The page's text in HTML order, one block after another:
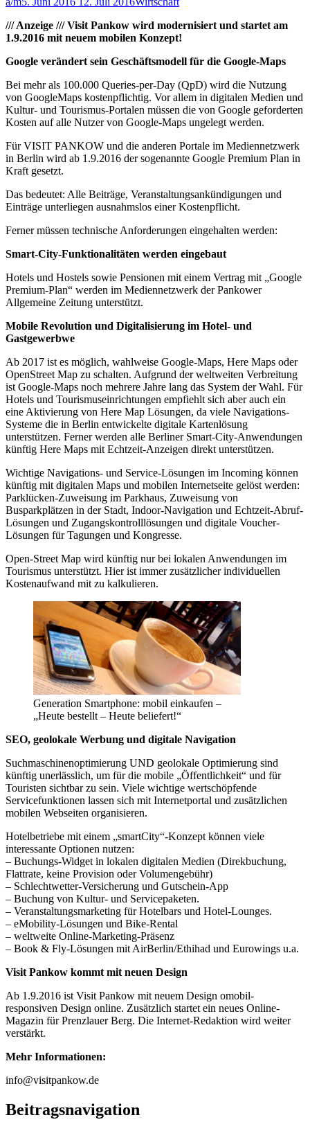
/// Anzeige /// Visit Pankow wird modernisiert und startet am
1.9.2016 mit neuem mobilen Konzept!
Google verändert sein Geschäftsmodell für die Google-Maps
Bei mehr als 100.000 Queries-per-Day (QpD) wird die Nutzung
von GoogleMaps kostenpflichtig. Vor allem in digitalen Medien und
Kultur- und Tourismus-Portalen müssen die von Google geforderten
Kosten auf alle Nutzer von Google-Maps ungelegt werden.
Für VISIT PANKOW und die anderen Portale im Mediennetzwerk
in Berlin wird ab 1.9.2016 der sogenannte Google Premium Plan in
Kraft gesetzt.
Das bedeutet: Alle Beiträge, Veranstaltungsankündigungen und
Einträge unterliegen ausnahmslos einer Kostenpflicht.
Ferner müssen technische Anforderungen eingehalten werden:
Smart-City-Funktionalitäten werden eingebaut
Hotels und Hostels sowie Pensionen mit einem Vertrag mit „Google
Premium-Plan“ werden im Mediennetzwerk der Pankower
Allgemeine Zeitung unterstützt.
Mobile Revolution und Digitalisierung im Hotel- und
Gastgewerbwe
Ab 2017 ist es möglich, wahlweise Google-Maps, Here Maps oder
OpenStreet Map zu schalten. Aufgrund der weltweiten Verbreitung
ist Google-Maps noch mehrere Jahre lang das System der Wahl. Für
Hotels und Tourismuseinrichtungen empfiehlt sich aber auch ein
eine Aktivierung von Here Map Lösungen, da viele Navigations-
Systeme die in Berlin entwickelte digitale Kartenlösung
unterstützen. Ferner werden alle Berliner Smart-City-Anwendungen
künftig Here Maps mit Echtzeit-Anzeigen direkt unterstützen.
Wichtige Navigations- und Service-Lösungen im Incoming können
künftig mit digitalen Maps und mobilen Internetseite gelöst werden:
Parklücken-Zuweisung im Parkhaus, Zuweisung von
Busparkplätzen in der Stadt, Indoor-Navigation und Echtzeit-Abruf-
Lösungen und Zugangskontrolllösungen und digitale Voucher-
Lösungen für Tagungen und Kongresse.
Open-Street Map wird künftig nur bei lokalen Anwendungen im
Tourismus unterstützt. Hier ist immer zusätzlicher individuellen
Kostenaufwand mit zu kalkulieren.
Generation Smartphone: mobil einkaufen –
„Heute bestellt – Heute beliefert!“
SEO, geolokale Werbung und digitale Navigation
Suchmaschinenoptimierung UND geolokale Optimierung sind
künftig unerlässlich, um für die mobile „Öffentlichkeit“ und für
Touristen sichtbar zu sein. Viele wichtige wertschöpfende
Servicefunktionen lassen sich mit Internetportal und zusätzlichen
mobilen Webseiten organisieren.
Hotelbetriebe mit einem „smartCity“-Konzept können viele
interessante Optionen nutzen:
– Buchungs-Widget in lokalen digitalen Medien (Direkbuchung,
Flattrate, keine Provision oder Volumengebühr)
– Schlechtwetter-Versicherung und Gutschein-App
– Buchung von Kultur- und Servicepaketen.
– Veranstaltungsmarketing für Hotelbars und Hotel-Lounges.
– eMobility-Lösungen und Bike-Rental
– weltweite Online-Marketing-Präsenz
– Book & Fly-Lösungen mit AirBerlin/Ethihad und Eurowings u.a.
Visit Pankow kommt mit neuen Design
Ab 1.9.2016 ist Visit Pankow mit neuem Design omobil-
responsiven Design online. Zusätzlich startet ein neues Online-
Magazin für Prenzlauer Berg. Die Internet-Redaktion wird weiter
verstärkt.
Mehr Informationen:
info@visitpankow.de
Beitragsnavigation